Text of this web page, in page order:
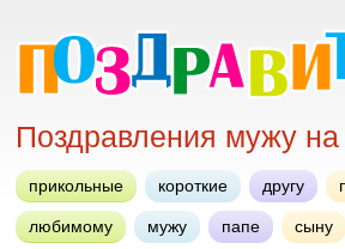
Поздравления мужу
прикольные короткие другу
любимому мужу папе сыну